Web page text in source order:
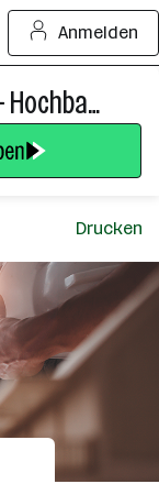
Anmelden
Vertriebsaußendienst (m/w/d) – Hochbau / Trockenbau / Dachbau
Drucken